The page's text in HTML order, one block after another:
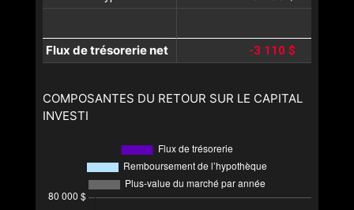
Flux de trésorerie net -3 110 $
COMPOSANTES DU RETOUR SUR LE CAPITAL
INVESTI